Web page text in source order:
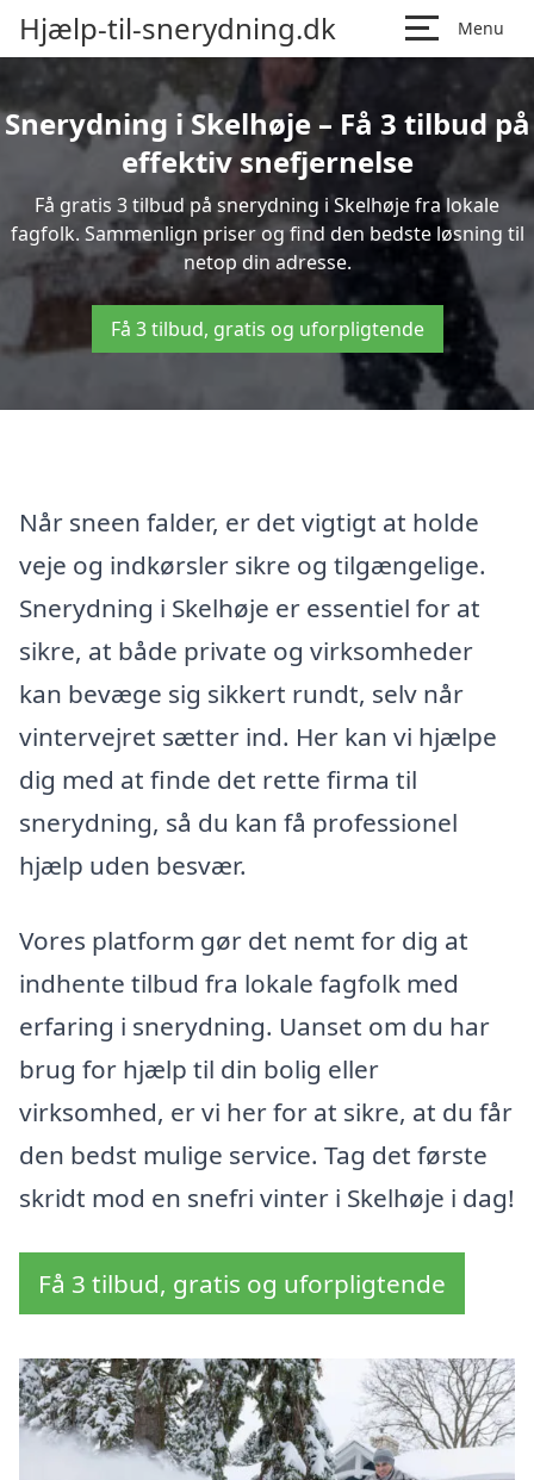
Hjælp-til-snerydning.dk Menu
Snerydning i Skelhøje – Få 3 tilbud på
effektiv snefjernelse
Få gratis 3 tilbud på snerydning i Skelhøje fra lokale
fagfolk. Sammenlign priser og find den bedste løsning til
netop din adresse.
Få 3 tilbud, gratis og uforpligtende
Når sneen falder, er det vigtigt at holde
veje og indkørsler sikre og tilgængelige.
Snerydning i Skelhøje er essentiel for at
sikre, at både private og virksomheder
kan bevæge sig sikkert rundt, selv når
vintervejret sætter ind. Her kan vi hjælpe
dig med at finde det rette firma til
snerydning, så du kan få professionel
hjælp uden besvær.
Vores platform gør det nemt for dig at
indhente tilbud fra lokale fagfolk med
erfaring i snerydning. Uanset om du har
brug for hjælp til din bolig eller
virksomhed, er vi her for at sikre, at du får
den bedst mulige service. Tag det første
skridt mod en snefri vinter i Skelhøje i dag!
Få 3 tilbud, gratis og uforpligtende